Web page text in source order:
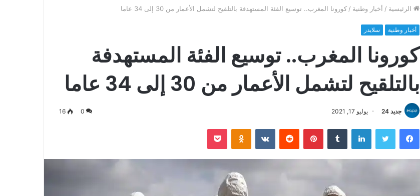
الرئيسية / أخبار وطنية / كورونا المغرب.. توسيع الفئة المستهدفة بالتلقيح لتشمل الأعمار من 30 إلى 34 عاما
أخبار وطنية سلايدر
كورونا المغرب.. توسيع الفئة المستهدفة
بالتلقيح لتشمل الأعمار من 30 إلى 34 عاما
جديد 24 يوليو 17, 2021 0
16
فيسبوك تويتر لينكدإن بينتيريست Odnoklassniki
بوكيت